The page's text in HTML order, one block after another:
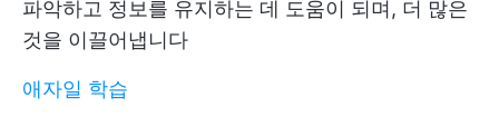
파악하고 정보를 유지하는 데 도움이 되며, 더 많은
것을 이끌어냅니다
애자일 학습